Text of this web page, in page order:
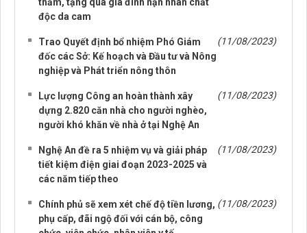
độc da cam
Trao Quyết định bổ nhiệm Phó Giám
đốc các Sở: Kế hoạch và Đầu tư và Nông
nghiệp và Phát triển nông thôn
(11/08/2023)
Lực lượng Công an hoàn thành xây
dựng 2.820 căn nhà cho người nghèo,
người khó khăn về nhà ở tại Nghệ An
(11/08/2023)
Nghệ An đề ra 5 nhiệm vụ và giải pháp
tiết kiệm điện giai đoạn 2023-2025 và
các năm tiếp theo
(11/08/2023)
Chính phủ sẽ xem xét chế độ tiền lương,
phụ cấp, đãi ngộ đối với cán bộ, công
(11/08/2023)